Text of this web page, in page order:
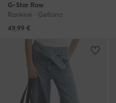
G-Star Raw
Rankinė · Geltona
49,99 €